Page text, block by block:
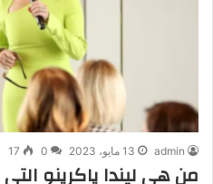
admin 13 مايو، 2023 0
17
من هي ليندا ياكرينو